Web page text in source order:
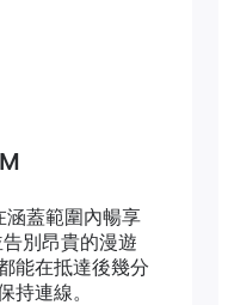
涵蓋範圍內暢享
別昂貴的漫遊
能在抵達後幾分
持連線。